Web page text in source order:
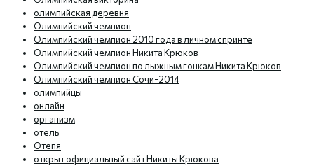
олимпийская деревня
Олимпийский чемпион
Олимпийский чемпион 2010 года в личном спринте
Олимпийский чемпион Никита Крюков
Олимпийский чемпион по лыжным гонкам Никита Крюков
Олимпийский чемпион Сочи-2014
олимпийцы
онлайн
организм
отель
Отепя
открыт официальный сайт Никиты Крюкова